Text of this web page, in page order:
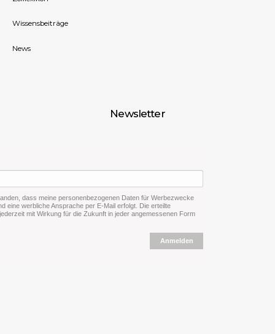
Wissensbeiträge
News
Newsletter
dass meine personenbezogenen Daten für Werbezwecke
eine werbliche Ansprache per E-Mail erfolgt. Die erteilte
mit Wirkung für die Zukunft in jeder angemessenen Form
Anmelden